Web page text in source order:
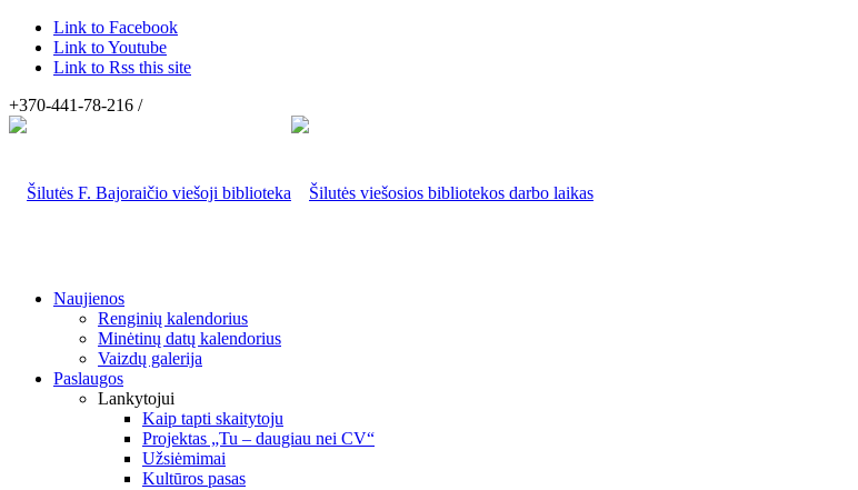
Link to Facebook
Link to Youtube
Link to Rss this site
+370-441-78-216 /
Naujienos
Renginių kalendorius
Minėtinų datų kalendorius
Vaizdų galerija
Paslaugos
Lankytojui
Kaip tapti skaitytoju
Projektas „Tu – daugiau nei CV“
Užsiėmimai
Kultūros pasas